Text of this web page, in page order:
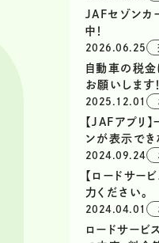
JAFセゾンカ
中！
2026.06.25
自動車の税
お願いします！
2025.12.01
【JAFアプリ
ンが表示で
2024.09.24
【ロードサー
力ください。
2024.04.01
ロードサービ